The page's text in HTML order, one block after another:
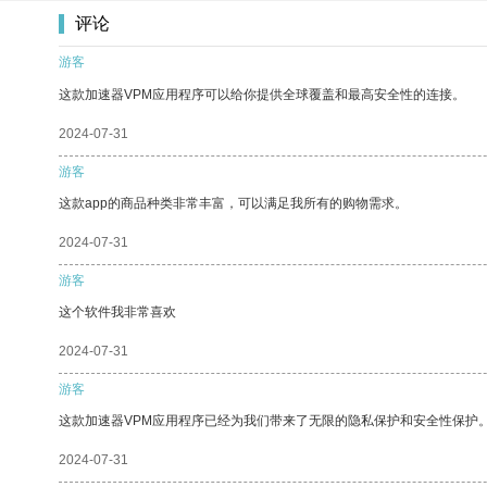
评论
游客
这款加速器VPM应用程序可以给你提供全球覆盖和最高安全性的连接。
2024-07-31
游客
这款app的商品种类非常丰富，可以满足我所有的购物需求。
2024-07-31
游客
这个软件我非常喜欢
2024-07-31
游客
这款加速器VPM应用程序已经为我们带来了无限的隐私保护和安全性保护
2024-07-31